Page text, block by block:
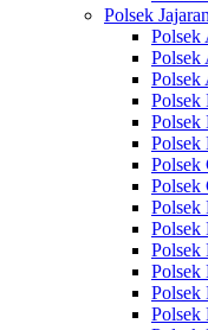
Polsek Jajaran
Polsek
Polsek
Polsek
Polsek
Polsek
Polsek
Polsek
Polsek
Polsek
Polsek
Polsek
Polsek
Polsek
Polsek